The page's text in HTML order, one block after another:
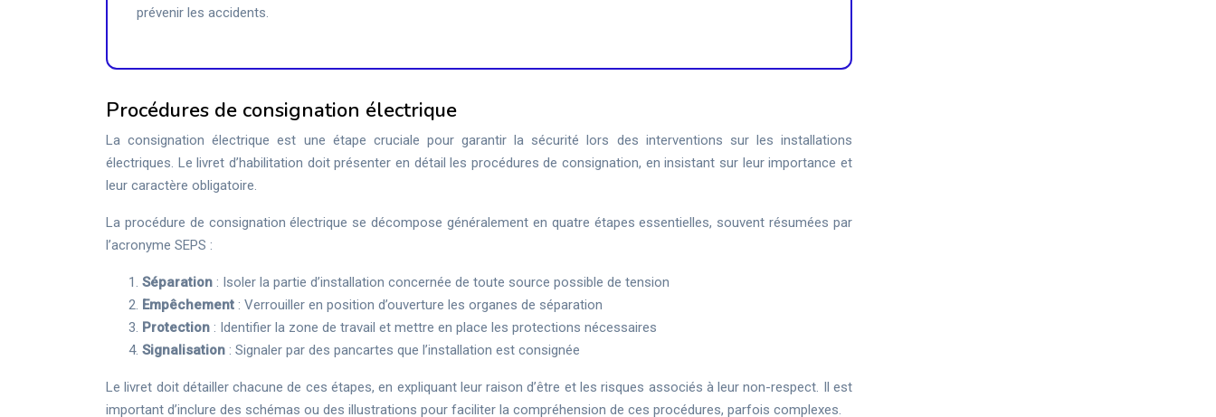
prévenir les accidents.
Procédures de consignation électrique
La consignation électrique est une étape cruciale pour garantir la sécurité lors des interventions sur les installations
électriques. Le livret d’habilitation doit présenter en détail les procédures de consignation, en insistant sur leur importance et
leur caractère obligatoire.
La procédure de consignation électrique se décompose généralement en quatre étapes essentielles, souvent résumées par
l’acronyme SEPS :
Séparation : Isoler la partie d’installation concernée de toute source possible de tension
Empêchement : Verrouiller en position d’ouverture les organes de séparation
Protection : Identifier la zone de travail et mettre en place les protections nécessaires
Signalisation : Signaler par des pancartes que l’installation est consignée
Le livret doit détailler chacune de ces étapes, en expliquant leur raison d’être et les risques associés à leur non-respect. Il est
important d’inclure des schémas ou des illustrations pour faciliter la compréhension de ces procédures, parfois complexes.